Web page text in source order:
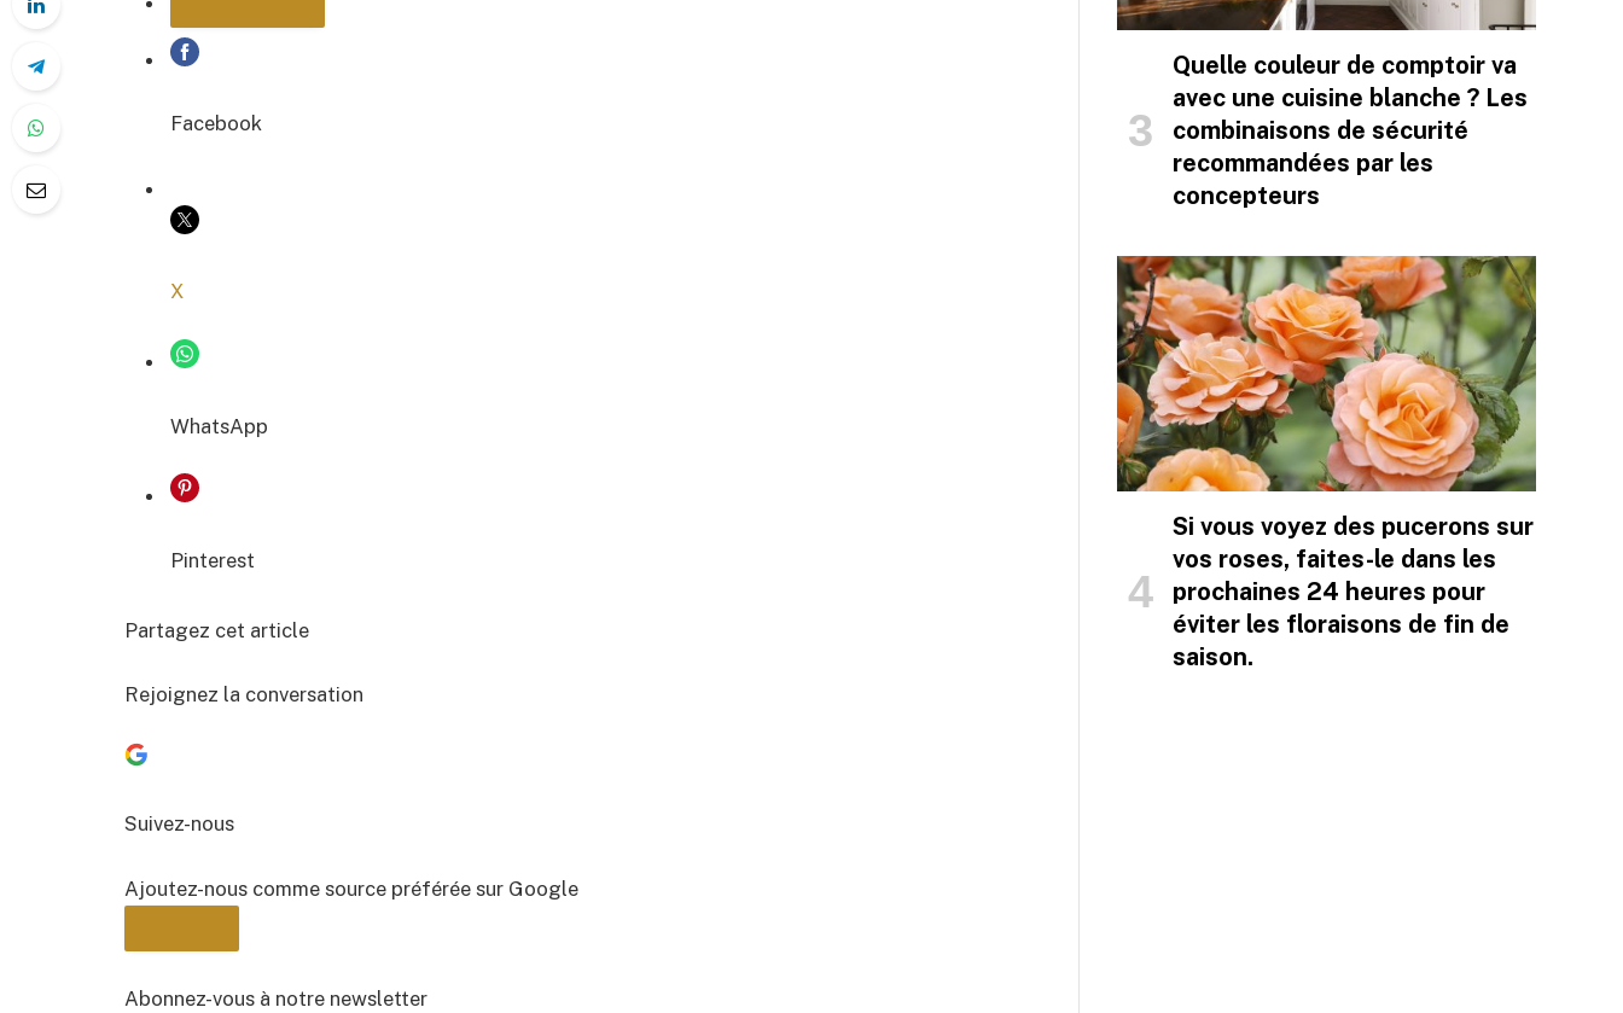
PARTAGER
COPIER LE LIEN
Facebook
X
WhatsApp
Pinterest
Partagez cet article
Rejoignez la conversation
Suivez-nous
Ajoutez-nous comme source préférée sur Google
Abonnez-vous à notre newsletter
Quelle couleur de comptoir va
avec une cuisine blanche ? Les
combinaisons de sécurité
recommandées par les
concepteurs
Si vous voyez des pucerons sur
vos roses, faites-le dans les
prochaines 24 heures pour
éviter les floraisons de fin de
saison.